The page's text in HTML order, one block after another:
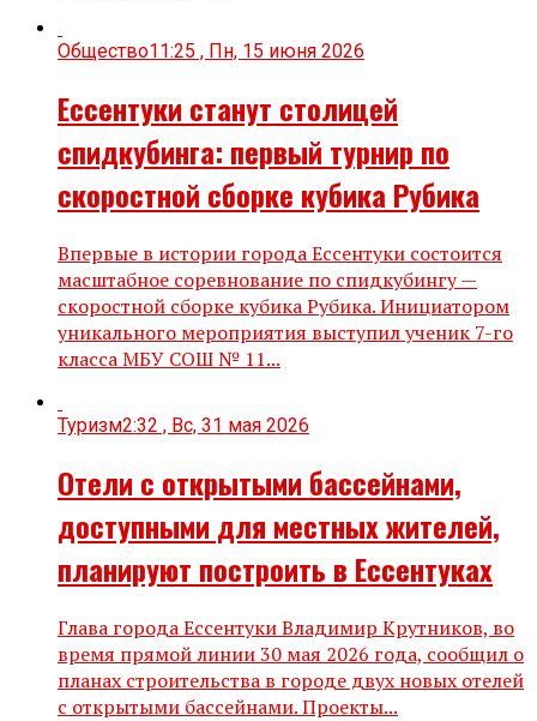
Общество11:25 , Пн, 15 июня 2026
Ессентуки станут столицей
спидкубинга: первый турнир по
скоростной сборке кубика Рубика
Впервые в истории города Ессентуки состоится
масштабное соревнование по спидкубингу —
скоростной сборке кубика Рубика. Инициатором
уникального мероприятия выступил ученик 7-го
класса МБУ СОШ № 11...
Туризм2:32 , Вс, 31 мая 2026
Отели с открытыми бассейнами,
доступными для местных жителей,
планируют построить в Ессентуках
Глава города Ессентуки Владимир Крутников, во
время прямой линии 30 мая 2026 года, сообщил о
планах строительства в городе двух новых отелей
с открытыми бассейнами. Проекты...